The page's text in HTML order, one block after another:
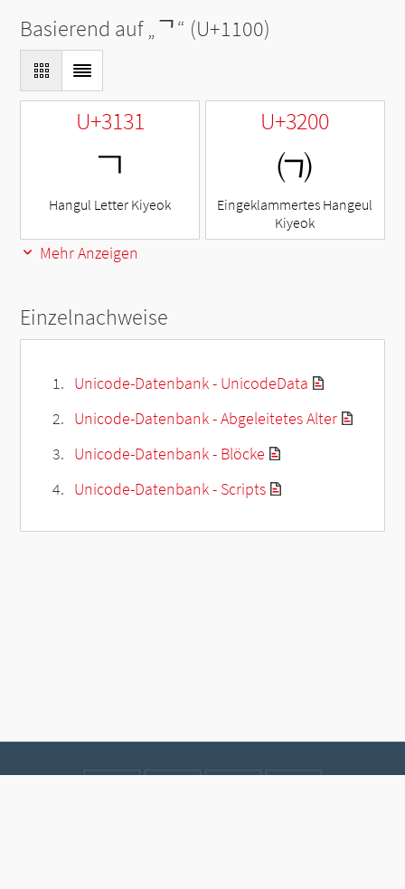
Basierend auf „ᄀ“ (U+1100)
U+3131
ㄱ
Hangul Letter Kiyeok
U+3200
㈀
Eingeklammertes Hangeul
Kiyeok
Mehr Anzeigen
Einzelnachweise
Unicode-Datenbank - UnicodeData
Unicode-Datenbank - Abgeleitetes Alter
Unicode-Datenbank - Blöcke
Unicode-Datenbank - Scripts